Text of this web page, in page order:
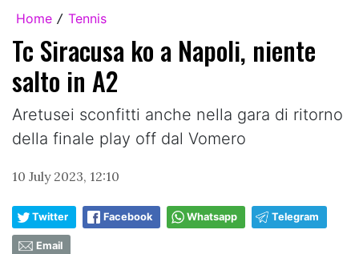
Home / Tennis
Tc Siracusa ko a Napoli, niente
salto in A2
Aretusei sconfitti anche nella gara di ritorno
della finale play off dal Vomero
10 July 2023, 12:10
Twitter Facebook Whatsapp Telegram
Email